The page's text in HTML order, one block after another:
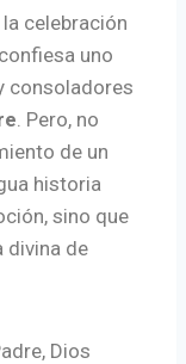
la celebración
uno
consoladores
. Pero, no
de un
historia
sino que
divina de
Dios